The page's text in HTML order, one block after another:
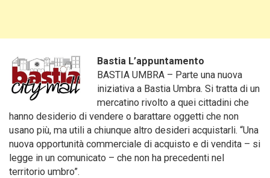
Bastia L’appuntamento
BASTIA UMBRA – Parte una nuova
iniziativa a Bastia Umbra. Si tratta di un
mercatino rivolto a quei cittadini che
hanno desiderio di vendere o barattare oggetti che non
usano più, ma utili a chiunque altro desideri acquistarli. “Una
nuova opportunità commerciale di acquisto e di vendita – si
legge in un comunicato – che non ha precedenti nel
territorio umbro”.